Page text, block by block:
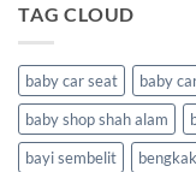
TAG CLOUD
baby car seat baby
baby shop shah alam
bayi sembelit